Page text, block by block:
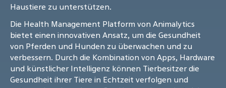
Haustiere zu unterstützen.
Die Health Management Platform von Animalytics
bietet einen innovativen Ansatz, um die Gesundheit
von Pferden und Hunden zu überwachen und zu
verbessern. Durch die Kombination von Apps, Hardware
und künstlicher Intelligenz können Tierbesitzer die
Gesundheit ihrer Tiere in Echtzeit verfolgen und